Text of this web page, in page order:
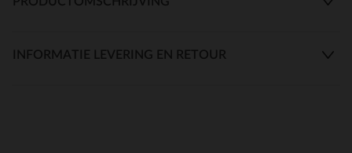
INFORMATIE LEVERING EN RETOUR